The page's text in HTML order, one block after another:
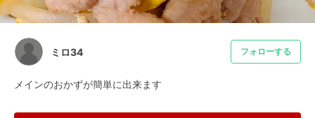
ミロ34 フォローする
メインのおかずが簡単に出来ます